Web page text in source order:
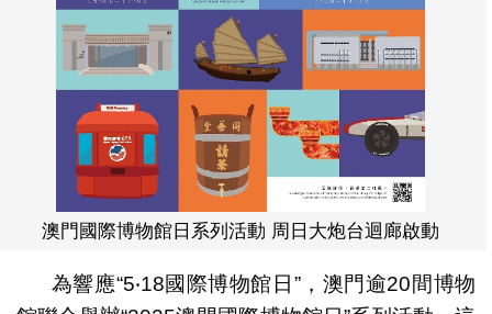
澳門國際博物館日系列活動 周日大炮台迴廊啟動
為響應“5‧18國際博物館日”，澳門逾20間博物